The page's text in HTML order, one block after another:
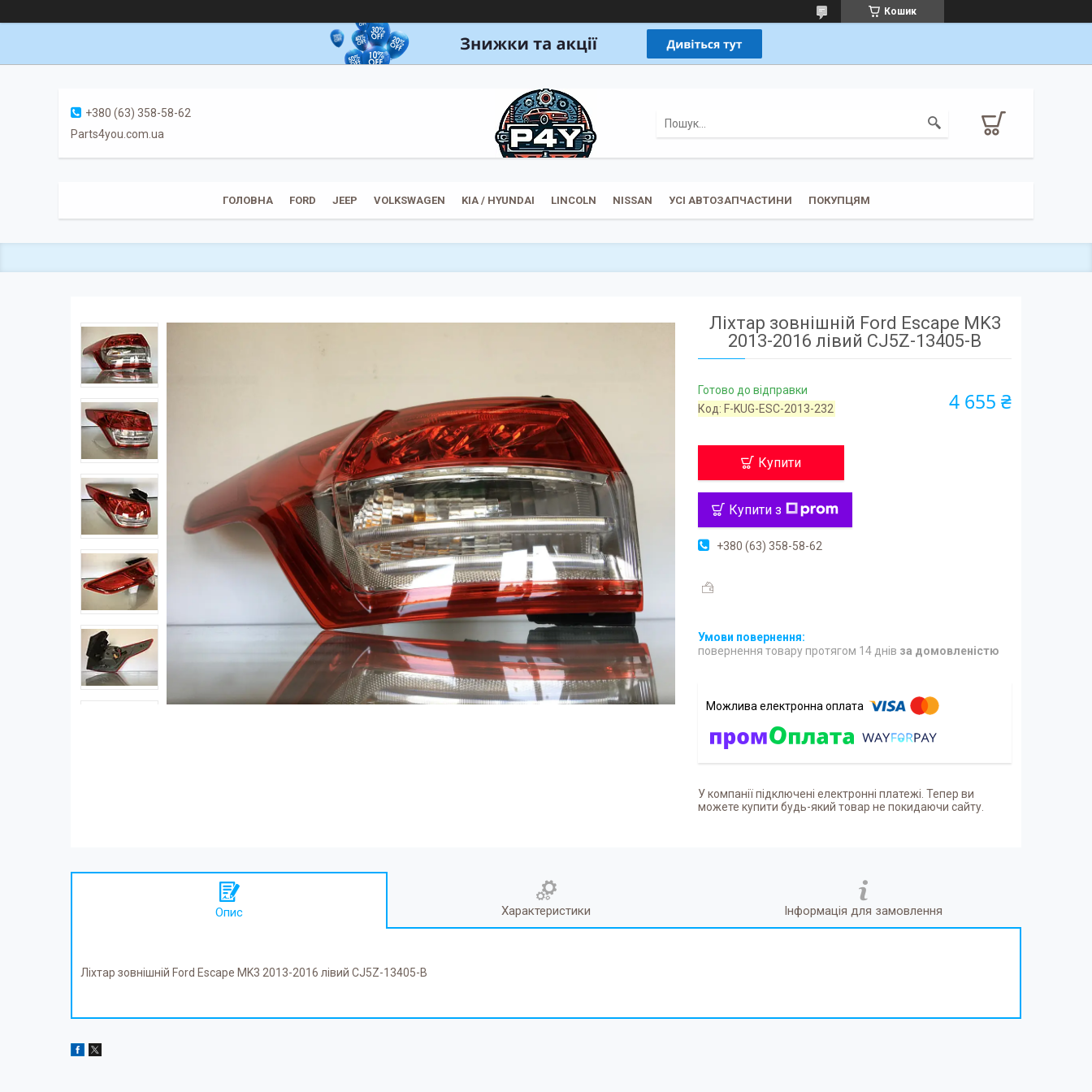
Кошик
+380 (63) 358-58-62
Parts4you.com.ua
ГОЛОВНА FORD JEEP VOLKSWAGEN KIA / HYUNDAI LINCOLN NISSAN УСІ АВТОЗАПЧАСТИНИ ПОКУПЦЯМ
Ліхтар зовнішній Ford Escape MK3
2013-2016 лівий CJ5Z-13405-B
Готово до відправки
Код: F-KUG-ESC-2013-232 4 655 ₴
Купити
Купити з
+380 (63) 358-58-62
повернення товару протягом 14 днів за домовленістю
У компанії підключені електронні платежі. Тепер ви
можете купити будь-який товар не покидаючи сайту.
Опис Характеристики Інформація для замовлення
Ліхтар зовнішній Ford Escape MK3 2013-2016 лівий CJ5Z-13405-B